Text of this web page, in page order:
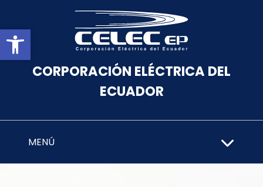
Abrir barra de herramientas
CORPORACIÓN ELÉCTRICA DEL
ECUADOR
MENÚ